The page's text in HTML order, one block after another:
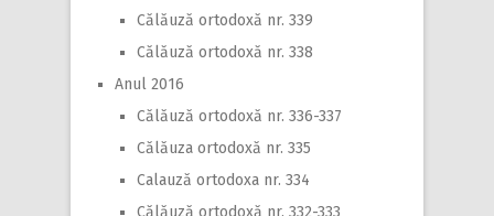
Călăuză ortodoxă nr. 339
Călăuză ortodoxă nr. 338
Anul 2016
Călăuză ortodoxă nr. 336-337
Călăuza ortodoxă nr. 335
Calauză ortodoxa nr. 334